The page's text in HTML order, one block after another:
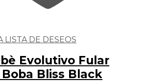
LISTA DE DESEOS
Evolutivo Fular
Bliss Black